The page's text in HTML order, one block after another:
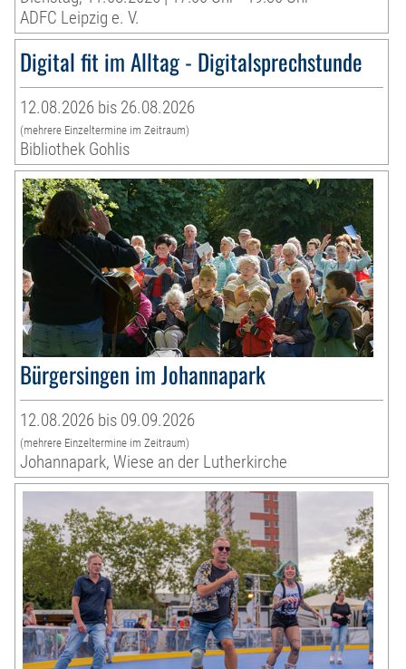
ADFC Leipzig e. V.
Digital fit im Alltag - Digitalsprechstunde
12.08.2026 bis 26.08.2026
(mehrere Einzeltermine im Zeitraum)
Bibliothek Gohlis
Bürgersingen im Johannapark
12.08.2026 bis 09.09.2026
(mehrere Einzeltermine im Zeitraum)
Johannapark, Wiese an der Lutherkirche